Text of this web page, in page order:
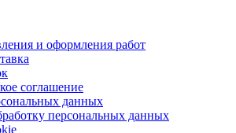
и оформления работ
соглашение
данных
персональных данных